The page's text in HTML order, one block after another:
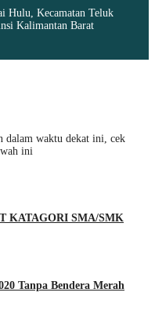
Hulu, Kecamatan Teluk
Kalimantan Barat
dalam waktu dekat ini, cek
ini
KATAGORI SMA/SMK
Tanpa Bendera Merah